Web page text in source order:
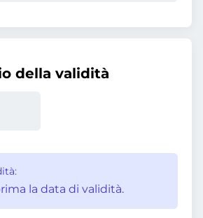
della validità
la data di validità.